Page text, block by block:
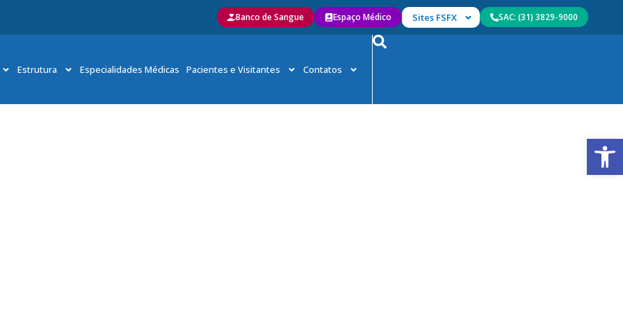
Abrir
SAC: (31) 3829-9000
Sites FSFX
Espaço Médico
Banco de Sangue
Estrutura Especialidades Médicas Pacientes e Visitantes Contatos